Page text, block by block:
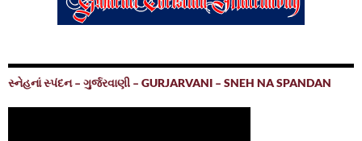
સ્નેહનાં સ્પંદન – ગુર્જરવાણી – GURJARVANI – SNEH NA SPANDAN